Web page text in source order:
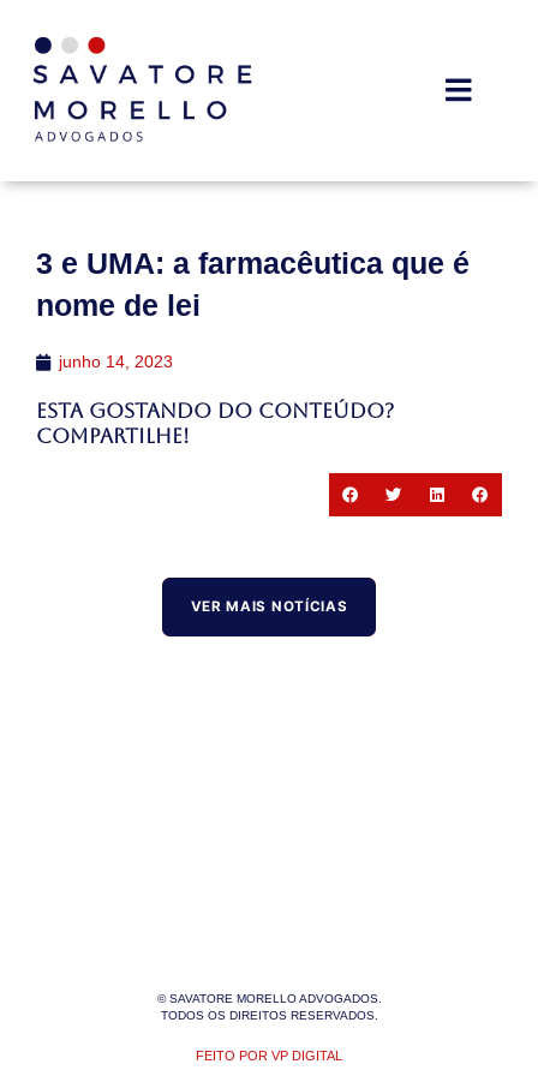
3 e UMA: a farmacêutica que é
nome de lei
junho 14, 2023
Esta gostando do conteúdo?
Compartilhe!
VER MAIS NOTÍCIAS
© SAVATORE MORELLO ADVOGADOS.
TODOS OS DIREITOS RESERVADOS.
FEITO POR VP DIGITAL